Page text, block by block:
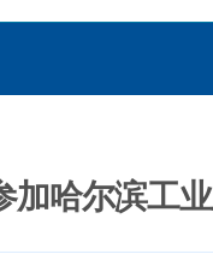
加哈尔滨工